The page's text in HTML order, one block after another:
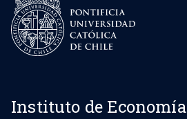
Instituto de Economía